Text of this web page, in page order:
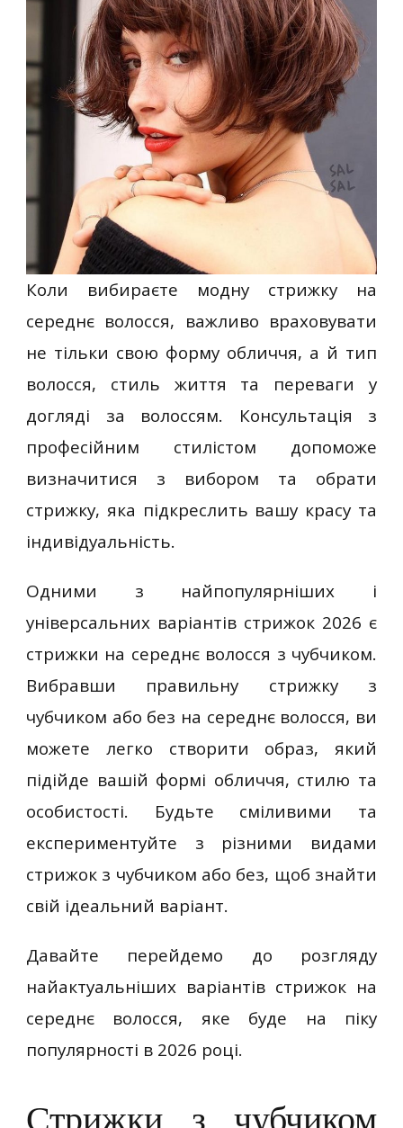
Коли вибираєте модну стрижку на
середнє волосся, важливо враховувати
не тільки свою форму обличчя, а й тип
волосся, стиль життя та переваги у
догляді за волоссям. Консультація з
професійним стилістом допоможе
визначитися з вибором та обрати
стрижку, яка підкреслить вашу красу та
індивідуальність.
Одними з найпопулярніших і
універсальних варіантів стрижок 2026 є
стрижки на середнє волосся з чубчиком.
Вибравши правильну стрижку з
чубчиком або без на середнє волосся, ви
можете легко створити образ, який
підійде вашій формі обличчя, стилю та
особистості. Будьте сміливими та
експериментуйте з різними видами
стрижок з чубчиком або без, щоб знайти
свій ідеальний варіант.
Давайте перейдемо до розгляду
найактуальніших варіантів стрижок на
середнє волосся, яке буде на піку
популярності в 2026 році.
Стрижки з чубчиком